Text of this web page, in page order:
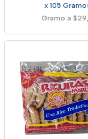
x 105
Gramo a